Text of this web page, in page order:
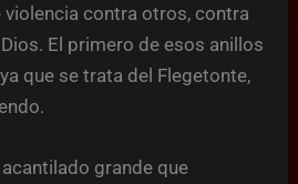
contra otros, contra
El primero de esos anillos
que se trata del Flegetonte,
grande que